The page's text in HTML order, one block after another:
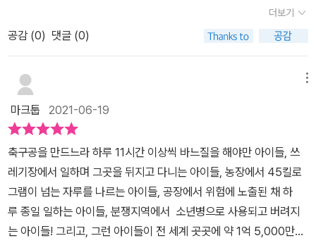
는 아이들이 있어요.​ 쓰레기 더미 위에서 물건을 찾는 이 아이에게
도 "그 공 차요" 라는 말이 들립니다. 하던 일을 멈추고 이 아이는 있
는 힘껏 공을 찹니다. ​ 잠깐 "그 공 차요"라는 말을 곰곰히 생각했습니
다. 하던 일을 멈추고 공을 찰 때 아이들을 환하게 웃을 수 있게 했
할 수 있다는 용기를 보여주는 것 같았고, 축구공은 아이들에게 희
망 그 자체였을 거라 생각됩니다. 희망은 이 축구공처럼 옮겨다닙니
다. 처음에는 축구공 만드는 아이에게서부터 시작했지만 그 희망
은 분명히 다른 곳으로 옮겨졌을 것입니다.​ 이렇게 축구공을 만드
는 아이가 찬 공은 쓰레기 더미에서 물건을 찾는 아이에게로 연결되
고, 그 아이가 찬 공은 카카오 농장에서 일하고 있는 아이에게로 연결
됩니다. 그 아이가 찬 공은 미싱으로 옷을 만드는 아이에게 날아오
것은 이 책에 등장하는 아이들에겐 사치로 보여질 수 있다. 아이들이
이러한 환경에 놓인 것은 전적으로 어른들의 욕심과 탐욕, 무능이 빚
어낸 결과이다. 아이들이 하루 종일 고사리 같은 손으로 축구공을 만
들고 쓰레기 더미에서 쓸만한 물건을 건지고 감당할 수 없는 무거운
물건을 옮기고 기계처럼 봉제일을 하며 자신의 키 만한 총을 들고 있
는 것은 비정상이다. 이런 일을 멈추기 위해선 국제 사회의 노력과 관
심과 도움이 절실하다. 책을 읽고 아이는 큰 충격에 빠졌지만 이것도
엄연한 현실이기에 외면할 수 없다. 전세계 아이들의 숨은 이면을 잘
묘사한 책인 듯 하다.
릴 수 없는 아이들에 대해 안타깝지만 그래도 희망을 잃지 않고 멋지
게 도약하는 모습을 생생하고 활기차게 공을 차는 모습으로 그려내고
아이들이 어쩌면 당연한 학교에 간다고 하지만, ​여전히 노동현장에서
아이들의 존재는 살아있음을 기억해야 합니다.
아이들​어른들 대신 전쟁에 동원되는 아이들​이민자들 모두 아이들이
다.​아이들이 일터가 아닌 학교로 갈수 있다면 얼마나 좋을까...?​공을
차면 너무도 밝은 해 맑은 아이의 얼굴로 돌아간다.​하루종일 위험에
노출 된 채 열악한 환경속에서 노동을 하고 있는 아이들을 위해​전 세
계가 노력해야 할 때 입니다.​이 책과 함께 많은 생각을 할수 있었습니
다.​세상의 모든 아이들이 행복하고 제대로 된 교육을 받는 그날까지​
관심을 끊지 않도록 노력해야겠습니다.​추천합니다.​
더보기
공감 (0) 댓글 (0)
마크툽 2021-06-19
축구공을 만드느라 하루 11시간 이상씩 바느질을 해야만 아이들, 쓰
레기장에서 일하며 그곳을 뒤지고 다니는 아이들, 농장에서 45킬로
그램이 넘는 자루를 나르는 아이들, 공장에서 위험에 노출된 채 하
루 종일 일하는 아이들, 분쟁지역에서 소년병으로 사용되고 버려지
는 아이들! 그리고, 그런 아이들이 전 세계 곳곳에 약 1억 5,000만명